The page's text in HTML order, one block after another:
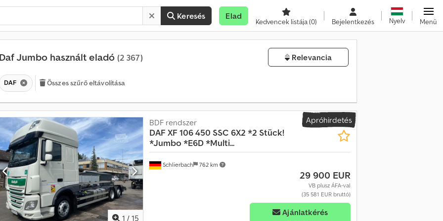
Keresés Elad
Kedvencek listája(0) Bejelentkezés Nyelv Menü
Daf Jumbo használt eladó (2 367) Relevancia
DAF Összes szűrő eltávolítása
Apróhirdetés
1 / 15
Schlierbach 762 km
BDF rendszer
DAF XF 106 450 SSC 6X2 *2 Stück!
*Jumbo *E6D *Multi...
29 900 EUR
VB plusz ÁFA-val
(35 581 EUR bruttó)
Ajánlatkérés
H
a
v